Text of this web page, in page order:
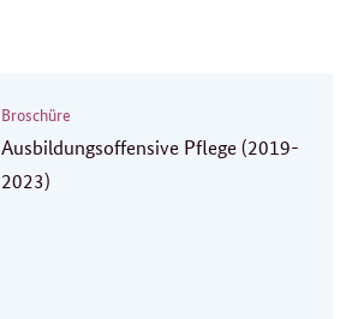
Broschüre
Ausbildungsoffensive Pflege (2019-
2023)